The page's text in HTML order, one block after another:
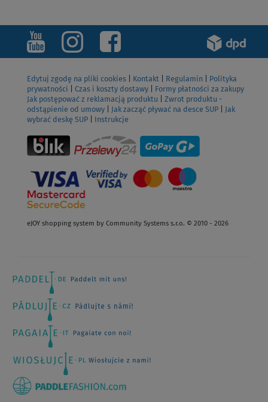
Edytuj zgodę na pliki cookies Kontakt Regulamin
Polityka
prywatności
Czas i koszty dostawy
Formy płatności za zakupy
Jak postępować z reklamacją produktu
Zwrot produktu -
odstąpienie od umowy
Jak zacząć pływać na desce SUP
Jak
wybrać deskę SUP
Instrukcje
eJOY shopping system by Community Systems s.r.o. © 2010 - 2026